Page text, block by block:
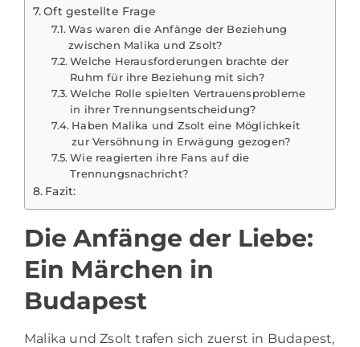
Oft gestellte Frage
Was waren die Anfänge der Beziehung
zwischen Malika und Zsolt?
Welche Herausforderungen brachte der
Ruhm für ihre Beziehung mit sich?
Welche Rolle spielten Vertrauensprobleme
in ihrer Trennungsentscheidung?
Haben Malika und Zsolt eine Möglichkeit
zur Versöhnung in Erwägung gezogen?
Wie reagierten ihre Fans auf die
Trennungsnachricht?
Fazit:
Die Anfänge der Liebe:
Ein Märchen in
Budapest
Malika und Zsolt trafen sich zuerst in Budapest,